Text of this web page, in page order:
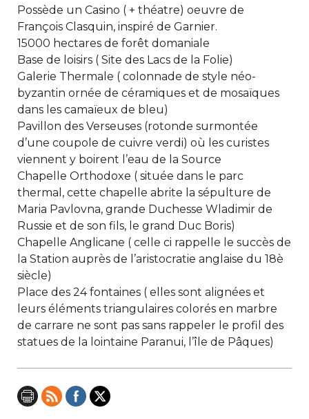
Possède un Casino ( + théatre) oeuvre de
François Clasquin, inspiré de Garnier.
15000 hectares de forêt domaniale
Base de loisirs ( Site des Lacs de la Folie)
Galerie Thermale ( colonnade de style néo-
byzantin ornée de céramiques et de mosaïques
dans les camaïeux de bleu)
Pavillon des Verseuses (rotonde surmontée
d’une coupole de cuivre verdi) où les curistes
viennent y boirent l’eau de la Source
Chapelle Orthodoxe ( située dans le parc
thermal, cette chapelle abrite la sépulture de
Maria Pavlovna, grande Duchesse Wladimir de
Russie et de son fils, le grand Duc Boris)
Chapelle Anglicane ( celle ci rappelle le succès de
la Station auprès de l’aristocratie anglaise du 18è
siècle)
Place des 24 fontaines ( elles sont alignées et
leurs éléments triangulaires colorés en marbre
de carrare ne sont pas sans rappeler le profil des
statues de la lointaine Paranui, l’île de Pâques)